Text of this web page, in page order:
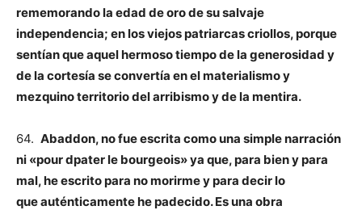
rememorando la edad de oro de su salvaje
independencia; en los viejos patriarcas criollos, porque
sentían que aquel hermoso tiempo de la generosidad y
de la cortesía se convertía en el materialismo y
mezquino territorio del arribismo y de la mentira.
64. Abaddon, no fue escrita como una simple narración
ni «pour dpater le bourgeois» ya que, para bien y para
mal, he escrito para no morirme y para decir lo
queauténticamente he padecido. Es una obra